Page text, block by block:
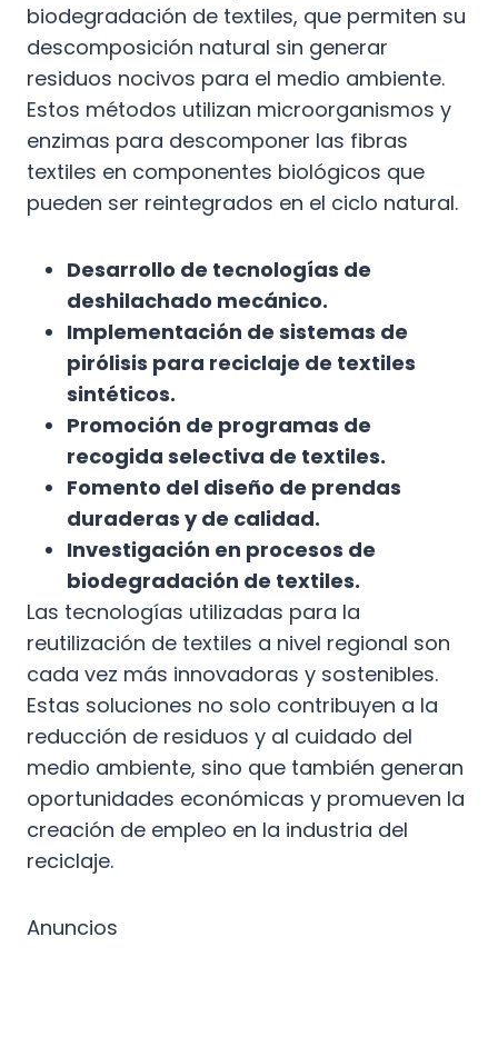
biodegradación de textiles, que permiten su
descomposición natural sin generar
residuos nocivos para el medio ambiente.
Estos métodos utilizan microorganismos y
enzimas para descomponer las fibras
textiles en componentes biológicos que
pueden ser reintegrados en el ciclo natural.
Desarrollo de tecnologías de
deshilachado mecánico.
Implementación de sistemas de
pirólisis para reciclaje de textiles
sintéticos.
Promoción de programas de
recogida selectiva de textiles.
Fomento del diseño de prendas
duraderas y de calidad.
Investigación en procesos de
biodegradación de textiles.
Las tecnologías utilizadas para la
reutilización de textiles a nivel regional son
cada vez más innovadoras y sostenibles.
Estas soluciones no solo contribuyen a la
reducción de residuos y al cuidado del
medio ambiente, sino que también generan
oportunidades económicas y promueven la
creación de empleo en la industria del
reciclaje.
Anuncios